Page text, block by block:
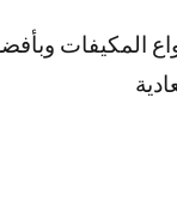
المكيفات